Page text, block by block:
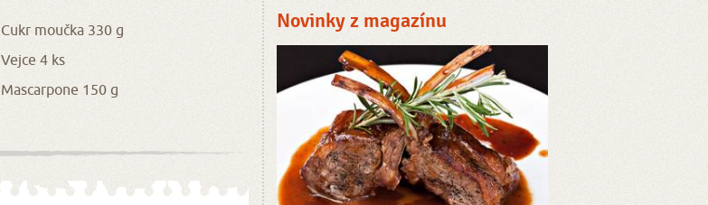
Novinky z magazínu
Cukr moučka 330 g
Vejce 4 ks
Mascarpone 150 g